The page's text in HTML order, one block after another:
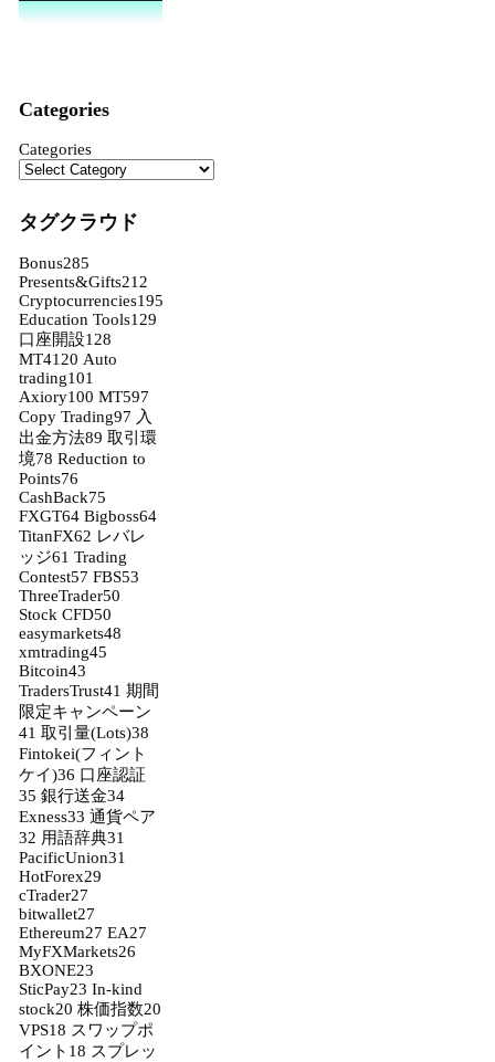
Categories
Categories
タグクラウド
Bonus285
Presents&Gifts212
Cryptocurrencies195
Education Tools129
口座開設128
MT4120 Auto
trading101
Axiory100 MT597
Copy Trading97 入
出金方法89 取引環
境78 Reduction to
Points76
CashBack75
FXGT64 Bigboss64
TitanFX62 レバレ
ッジ61 Trading
Contest57 FBS53
ThreeTrader50
Stock CFD50
easymarkets48
xmtrading45
Bitcoin43
TradersTrust41 期間
限定キャンペーン
41 取引量(Lots)38
Fintokei(フィント
ケイ)36 口座認証
35 銀行送金34
Exness33 通貨ペア
32 用語辞典31
PacificUnion31
HotForex29
cTrader27
bitwallet27
Ethereum27 EA27
MyFXMarkets26
BXONE23
SticPay23 In-kind
stock20 株価指数20
VPS18 スワップポ
イント 18 スプレッ